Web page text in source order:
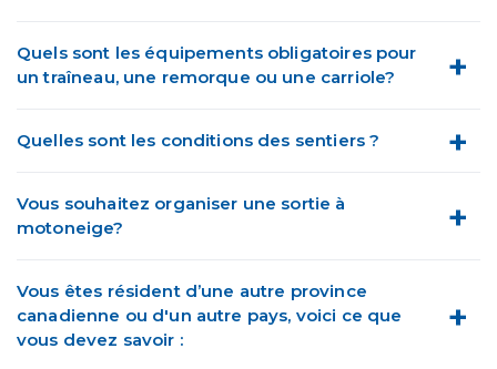
Quels sont les équipements obligatoires pour
un traîneau, une remorque ou une carriole?
Quelles sont les conditions des sentiers ?
Vous souhaitez organiser une sortie à
motoneige?
Vous êtes résident d’une autre province
canadienne ou d'un autre pays, voici ce que
vous devez savoir :